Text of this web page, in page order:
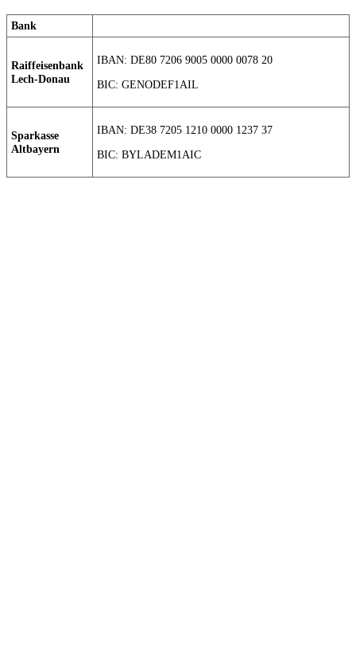
Bank
Raiffeisenbank
Lech-Donau
IBAN: DE80 7206 9005 0000 0078 20
BIC: GENODEF1AIL
Sparkasse
Altbayern
IBAN: DE38 7205 1210 0000 1237 37
BIC: BYLADEM1AIC